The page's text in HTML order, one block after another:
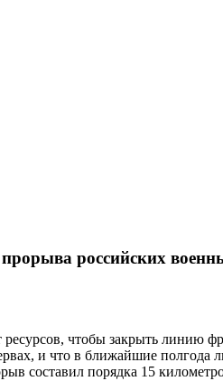
российских
чтобы закрыть линию
и что в ближайшие полгода
составил порядка 15